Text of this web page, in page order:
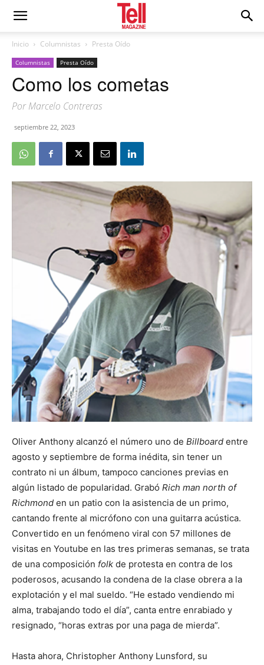
Inicio Columnistas Presta Oído
Columnistas Presta Oído
Como los cometas
Por Marcelo Contreras
septiembre 22, 2023
Oliver Anthony alcanzó el número uno de Billboard entre
agosto y septiembre de forma inédita, sin tener un
contrato ni un álbum, tampoco canciones previas en
algún listado de popularidad. Grabó Rich man north of
Richmond en un patio con la asistencia de un primo,
cantando frente al micrófono con una guitarra acústica.
Convertido en un fenómeno viral con 57 millones de
visitas en Youtube en las tres primeras semanas, se trata
de una composición folk de protesta en contra de los
poderosos, acusando la condena de la clase obrera a la
explotación y el mal sueldo. “He estado vendiendo mi
alma, trabajando todo el día”, canta entre enrabiado y
resignado, “horas extras por una paga de mierda”.
Hasta ahora, Christopher Anthony Lunsford, su